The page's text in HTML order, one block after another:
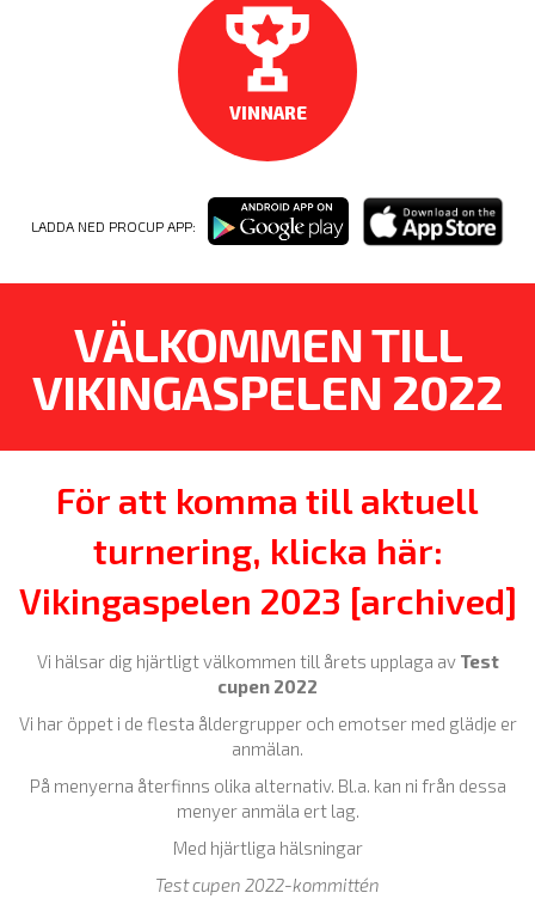
VINNARE
LADDA NED PROCUP APP:
VÄLKOMMEN TILL
VIKINGASPELEN 2022
För att komma till aktuell
turnering, klicka här:
Vikingaspelen 2023 [archived]
Vi hälsar dig hjärtligt välkommen till årets upplaga av Test
cupen 2022
Vi har öppet i de flesta åldergrupper och emotser med glädje er
anmälan.
På menyerna återfinns olika alternativ. Bl.a. kan ni från dessa
menyer anmäla ert lag.
Med hjärtliga hälsningar
Test cupen 2022-kommittén